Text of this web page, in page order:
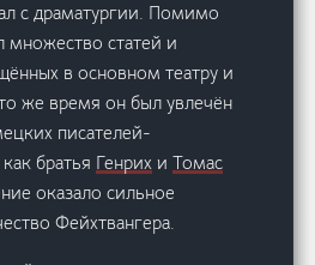
с драматургии. Помимо
множество статей и
в основном театру и
же время он был увлечён
писателей-
братья Генрих иТомас
оказало сильное
Фейхтвангера.